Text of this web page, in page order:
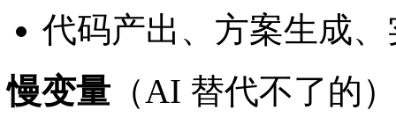
代码产出、方案生成
慢变量 （AI 替代不了的